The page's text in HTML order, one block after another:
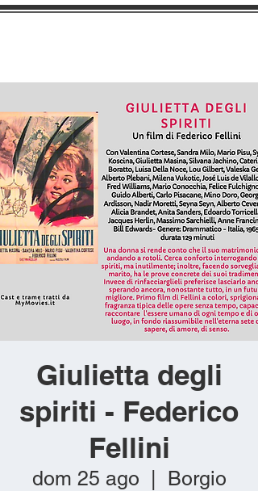
Giulietta degli
spiriti - Federico
Fellini
dom 25 ago Borgio